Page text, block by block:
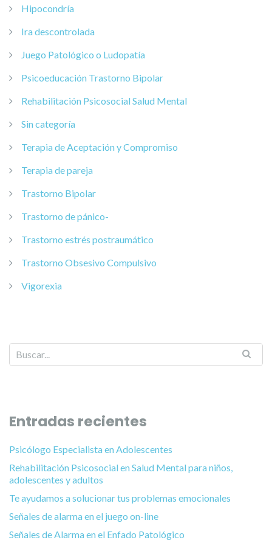
Hipocondría
Ira descontrolada
Juego Patológico o Ludopatía
Psicoeducación Trastorno Bipolar
Rehabilitación Psicosocial Salud Mental
Sin categoría
Terapia de Aceptación y Compromiso
Terapia de pareja
Trastorno Bipolar
Trastorno de pánico-
Trastorno estrés postraumático
Trastorno Obsesivo Compulsivo
Vigorexia
Entradas recientes
Psicólogo Especialista en Adolescentes
Rehabilitación Psicosocial en Salud Mental para niños,
adolescentes y adultos
Te ayudamos a solucionar tus problemas emocionales
Señales de alarma en el juego on-line
Señales de Alarma en el Enfado Patológico